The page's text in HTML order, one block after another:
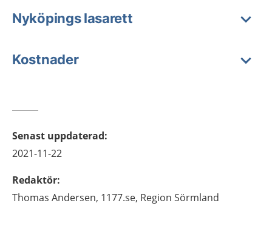
Nyköpings lasarett
Kostnader
Senast uppdaterad:
2021-11-22
Redaktör:
Thomas Andersen, 1177.se, Region Sörmland